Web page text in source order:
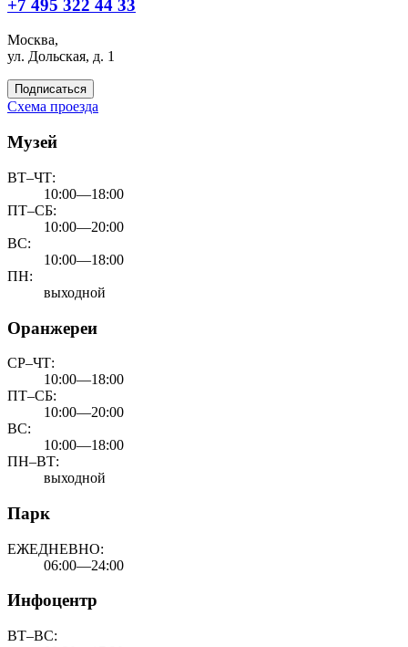
+7 495 322 44 33
Москва,
ул. Дольская, д. 1
Подписаться
Схема проезда
Музей
ВТ–ЧТ:
10:00—18:00
ПТ–СБ:
10:00—20:00
ВС:
10:00—18:00
ПН:
выходной
Оранжереи
СР–ЧТ:
10:00—18:00
ПТ–СБ:
10:00—20:00
ВС:
10:00—18:00
ПН–ВТ:
выходной
Парк
ЕЖЕДНЕВНО:
06:00—24:00
Инфоцентр
ВТ–ВС: